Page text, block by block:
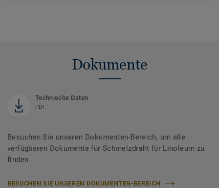
Dokumente
Technische Daten
PDF
Besuchen Sie unseren Dokumenten-Bereich, um alle
verfügbaren Dokumente für Schmelzdraht für Linoleum zu
finden
BESUCHEN SIE UNSEREN DOKUMENTEN-BEREICH